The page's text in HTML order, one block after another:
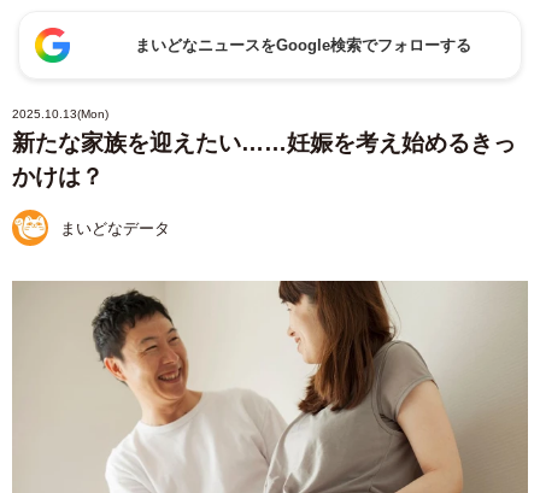
まいどなニュースをGoogle検索でフォローする
2025.10.13(Mon)
新たな家族を迎えたい……妊娠を考え始めるきっ
かけは？
まいどなデータ